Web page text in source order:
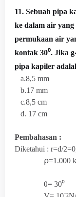
11. Sebuah pipa
ke dalam air yang
permukaan air
kontak 30⁰. Jika
pipa kapiler
a.8,5 mm
b.17 mm
c.8,5 cm
d. 17 cm
Pembahasan :
Diketahui : r=d/
⍴=1.000
θ= 30⁰